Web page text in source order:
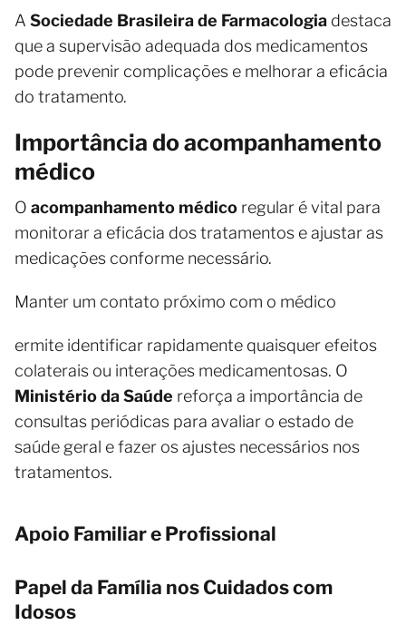
A Sociedade Brasileira de Farmacologia destaca
que a supervisão adequada dos medicamentos
pode prevenir complicações e melhorar a eficácia
do tratamento.
Importância do acompanhamento
médico
O acompanhamento médico regular é vital para
monitorar a eficácia dos tratamentos e ajustar as
medicações conforme necessário.
Manter um contato próximo com o médico
ermite identificar rapidamente quaisquer efeitos
colaterais ou interações medicamentosas. O
Ministério da Saúde reforça a importância de
consultas periódicas para avaliar o estado de
saúde geral e fazer os ajustes necessários nos
tratamentos.
Apoio Familiar e Profissional
Papel da Família nos Cuidados com
Idosos